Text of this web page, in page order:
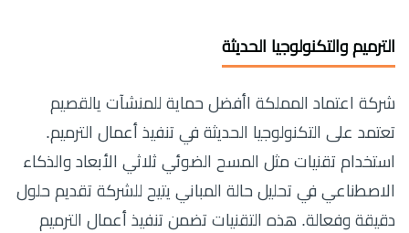
الترميم والتكنولوجيا الحديثة
شركة اعتماد المملكة اأفضل حماية للمنشآت يالقصيم
تعتمد على التكنولوجيا الحديثة في تنفيذ أعمال الترميم.
استخدام تقنيات مثل المسح الضوئي ثلاثي الأبعاد والذكاء
الاصطناعي في تحليل حالة المباني يتيح للشركة تقديم حلول
دقيقة وفعالة. هذه التقنيات تضمن تنفيذ أعمال الترميم